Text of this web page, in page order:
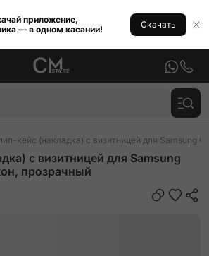
приложение,
— в одном касании!
Скачать
кейс (накладка) с визитницей для Samsung
с визитницей для Samsung
прозрачный